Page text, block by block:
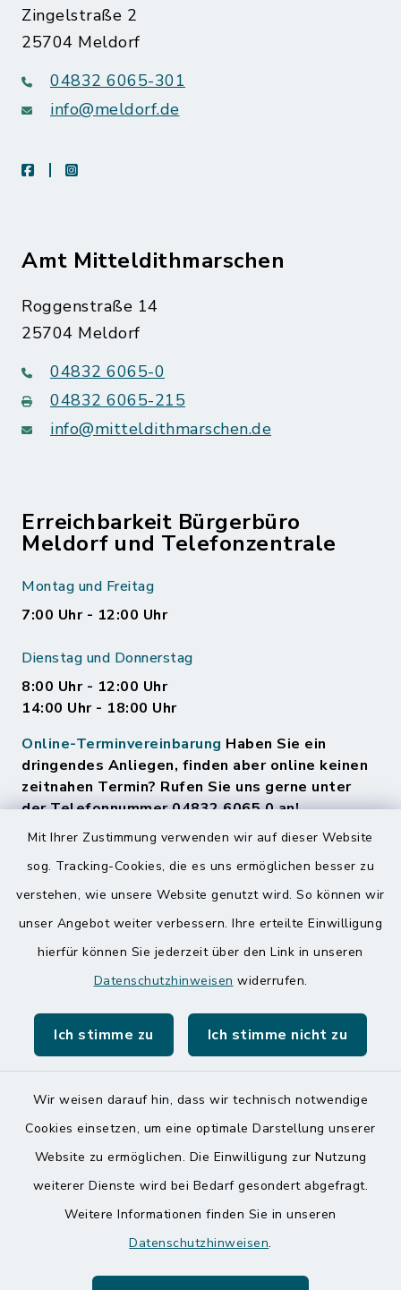
Mit Ihrer Zustimmung verwenden wir auf dieser Website
sog. Tracking-Cookies, die es uns ermöglichen besser zu
verstehen, wie unsere Website genutzt wird. So können wir
unser Angebot weiter verbessern. Ihre erteilte Einwilligung
hierfür können Sie jederzeit über den Link in unseren
Datenschutzhinweisen widerrufen.
Ich stimme zu Ich stimme nicht zu
Wir weisen darauf hin, dass wir technisch notwendige
Cookies einsetzen, um eine optimale Darstellung unserer
Website zu ermöglichen. Die Einwilligung zur Nutzung
weiterer Dienste wird bei Bedarf gesondert abgefragt.
Weitere Informationen finden Sie in unseren
Datenschutzhinweisen.
Zingelstraße 2
25704 Meldorf
04832 6065-301
info@meldorf.de
facebookinstagram
Amt Mitteldithmarschen
Roggenstraße 14
25704 Meldorf
04832 6065-0
04832 6065-215
info@mitteldithmarschen.de
Erreichbarkeit Bürgerbüro
Meldorf und Telefonzentrale
Montag und Freitag
7:00 Uhr - 12:00 Uhr
Dienstag und Donnerstag
8:00 Uhr - 12:00 Uhr
14:00 Uhr - 18:00 Uhr
Online-Terminvereinbarung Haben Sie ein
dringendes Anliegen, finden aber online keinen
zeitnahen Termin? Rufen Sie uns gerne unter
der Telefonnummer 04832 6065 0 an!
Quicklinks
Amt Mitteldithmarschen
Speicherkoog Meldorfer Koog
Kontakt
Datenschutz